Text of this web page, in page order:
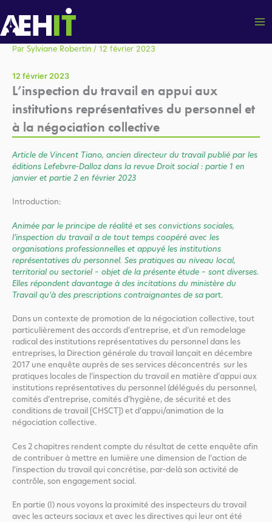
au
contenu
Par Sylviane Robertin / 12 février 2023
12 février 2023
L’inspection du travail en appui aux
institutions représentatives du personnel et
à la négociation collective
Article de Vincent Tiano, ancien directeur du travail publié par les
éditions Lefebvre-Dalloz dans la revue Droit social : partie 1 en
janvier et partie 2 en février 2023
Introduction:
Animée par le principe de réalité et ses convictions sociales,
l’inspection du travail a de tout temps coopéré avec les
organisations professionnelles et appuyé les institutions
représentatives du personnel. Ses pratiques au niveau local,
territorial ou sectoriel – objet de la présente étude – sont diverses.
Elles répondent davantage à des incitations du ministère du
Travail qu’à des prescriptions contraignantes de sa part.
Dans un contexte de promotion de la négociation collective, tout
particulièrement des accords d’entreprise, et d’un remodelage
radical des institutions représentatives du personnel dans les
entreprises, la Direction générale du travail lançait en décembre
2017 une enquête auprès de ses services déconcentrés sur les
pratiques locales de l’inspection du travail en matière d’appui aux
institutions représentatives du personnel (délégués du personnel,
comités d’entreprise, comités d’hygiène, de sécurité et des
conditions de travail [CHSCT]) et d’appui/animation de la
négociation collective.
Ces 2 chapitres rendent compte du résultat de cette enquête afin
de contribuer à mettre en lumière une dimension de l’action de
l’inspection du travail qui concrétise, par-delà son activité de
contrôle, son engagement social.
En partie (I) nous voyons la proximité des inspecteurs du travail
avec les acteurs sociaux et avec les directives qui leur ont été